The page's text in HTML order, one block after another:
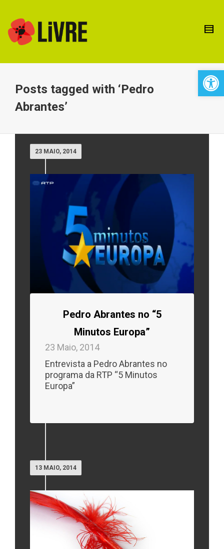
Posts tagged with ‘Pedro
Abrantes’
23 MAIO, 2014
Pedro Abrantes no “5
Minutos Europa”
23 Maio, 2014
Entrevista a Pedro Abrantes no
programa da RTP “5 Minutos
Europa”
13 MAIO, 2014